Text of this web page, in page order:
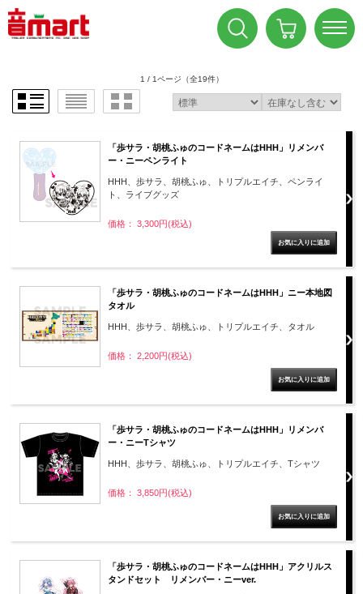
1 / 1ページ （全19件）
「歩サラ・胡桃ふゅのコードネームはHHH」リメンバ
ー・ニーペンライト
HHH、歩サラ、胡桃ふゅ、トリプルエイチ、ペンライ
ト、ライブグッズ
価格： 3,300円(税込)
「歩サラ・胡桃ふゅのコードネームはHHH」ニー本地図
タオル
HHH、歩サラ、胡桃ふゅ、トリプルエイチ、タオル
価格： 2,200円(税込)
「歩サラ・胡桃ふゅのコードネームはHHH」リメンバ
ー・ニーTシャツ
HHH、歩サラ、胡桃ふゅ、トリプルエイチ、Tシャツ
価格： 3,850円(税込)
「歩サラ・胡桃ふゅのコードネームはHHH」アクリルス
タンドセット リメンバー・ニーver.